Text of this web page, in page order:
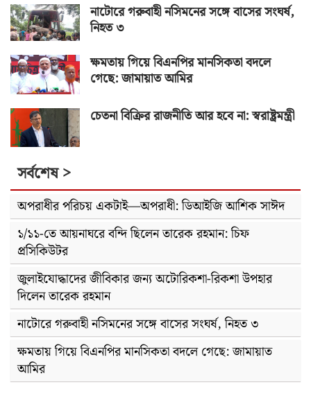
নাটোরে গরুবাহী নসিমনের সঙ্গে বাসের সংঘর্ষ,
নিহত ৩
ক্ষমতায় গিয়ে বিএনপির মানসিকতা বদলে
গেছে: জামায়াত আমির
চেতনা বিক্রির রাজনীতি আর হবে না: স্বরাষ্ট্রমন্ত্রী
সর্বশেষ >
অপরাধীর পরিচয় একটাই—অপরাধী: ডিআইজি আশিক সাঈদ
১/১১-তে আয়নাঘরে বন্দি ছিলেন তারেক রহমান: চিফ
প্রসিকিউটর
জুলাইযোদ্ধাদের জীবিকার জন্য অটোরিকশা-রিকশা উপহার
দিলেন তারেক রহমান
নাটোরে গরুবাহী নসিমনের সঙ্গে বাসের সংঘর্ষ, নিহত ৩
ক্ষমতায় গিয়ে বিএনপির মানসিকতা বদলে গেছে: জামায়াত
আমির